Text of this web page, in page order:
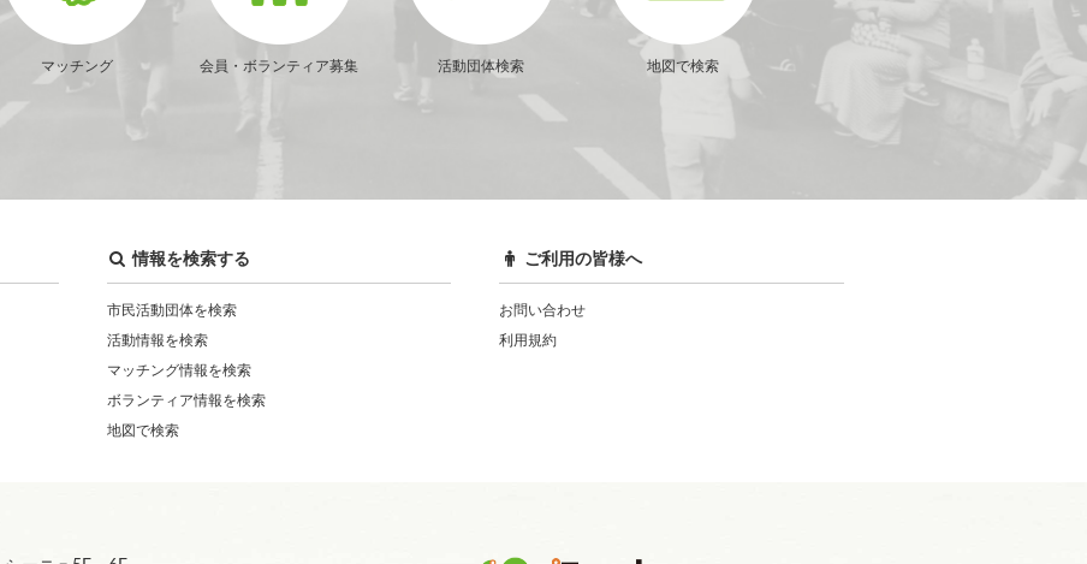
マッチング 会員・ボランティア募集 活動団体検索 地図で検索
情報を検索する
市民活動団体を検索
活動情報を検索
マッチング情報を検索
ボランティア情報を検索
地図で検索
ご利用の皆様へ
お問い合わせ
利用規約